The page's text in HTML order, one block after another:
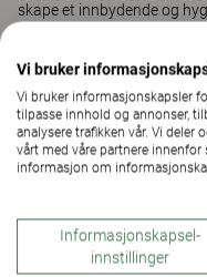
skape et innbydende og
Vis mer
Vi bruker
Vi bruker informasjonskapsler
tilpasse innhold og annonser,
analysere trafikken vår. Vi
vårt med våre partnere innenfor
informasjon om
Informasjonskapsel-
innstillinger